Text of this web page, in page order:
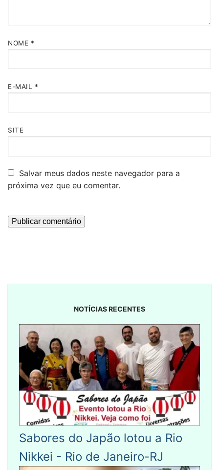
NOME *
E-MAIL *
SITE
Salvar meus dados neste navegador para a
próxima vez que eu comentar.
NOTÍCIAS RECENTES
Sabores do Japão lotou a Rio
Nikkei - Rio de Janeiro-RJ